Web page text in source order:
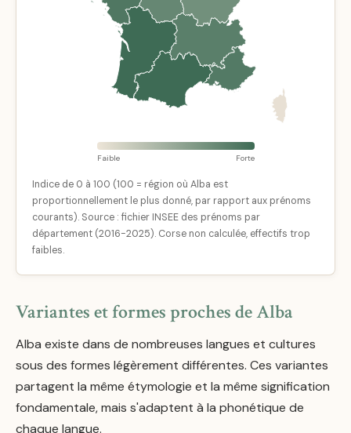
Faible Forte
Indice de 0 à 100 (100 = région où Alba est
proportionnellement le plus donné, par rapport aux prénoms
courants). Source : fichier INSEE des prénoms par
département (2016-2025). Corse non calculée, effectifs trop
faibles.
Variantes et formes proches de Alba
Alba existe dans de nombreuses langues et cultures
sous des formes légèrement différentes. Ces variantes
partagent la même étymologie et la même signification
fondamentale, mais s'adaptent à la phonétique de
chaque langue.